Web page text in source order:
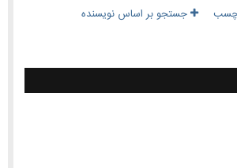
جستجو بر اساس نویسنده